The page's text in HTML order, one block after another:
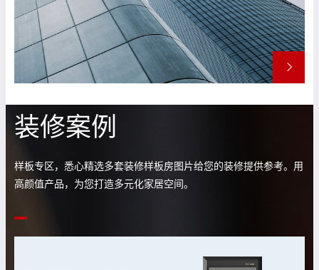
装修案例
样板专区，悉心精选多套装修样板房图片给您的装修提供参考。用
高颜值产品，为您打造多元化家居空间。